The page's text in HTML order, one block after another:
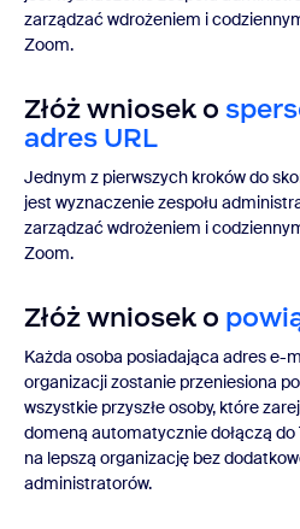
zarządzać wdrożeniem i
Zoom.
Złóż wniosek o
adres URL
Jednym z pierwszych kroków do
jest wyznaczenie zespołu
zarządzać wdrożeniem i
Zoom.
Złóż wniosek o
Każda osoba posiadająca adres e-
organizacji zostanie przeniesiona
wszystkie przyszłe osoby, które
domeną automatycznie dołączą do
na lepszą organizację bez
administratorów.